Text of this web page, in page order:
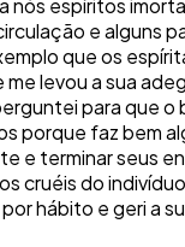
espíritos
e alguns
que os
levou a sua
para que o
porque faz bem
e terminar seus
cruéis do
hábito e geri a